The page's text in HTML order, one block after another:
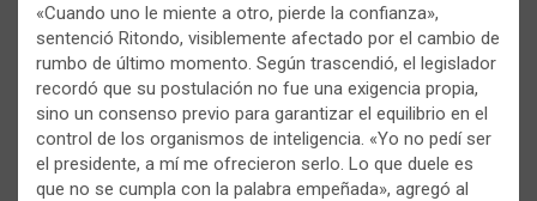
«Cuando uno le miente a otro, pierde la confianza»,
sentenció Ritondo, visiblemente afectado por el cambio de
rumbo de último momento. Según trascendió, el legislador
recordó que su postulación no fue una exigencia propia,
sino un consenso previo para garantizar el equilibrio en el
control de los organismos de inteligencia. «Yo no pedí ser
el presidente, a mí me ofrecieron serlo. Lo que duele es
que no se cumpla con la palabra empeñada», agregó al